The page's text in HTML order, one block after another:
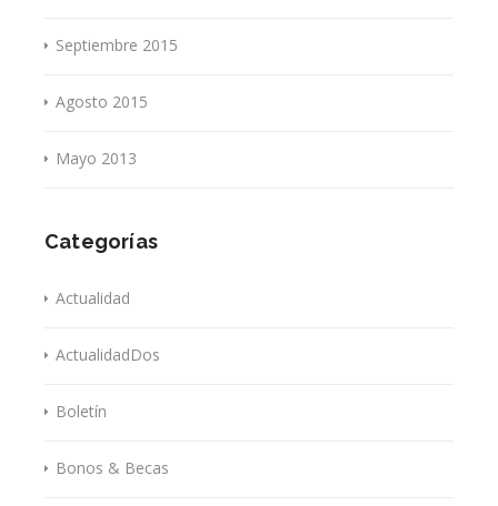
Septiembre 2015
Agosto 2015
Mayo 2013
Categorías
Actualidad
ActualidadDos
Boletín
Bonos & Becas